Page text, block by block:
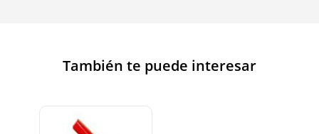
También te puede interesar